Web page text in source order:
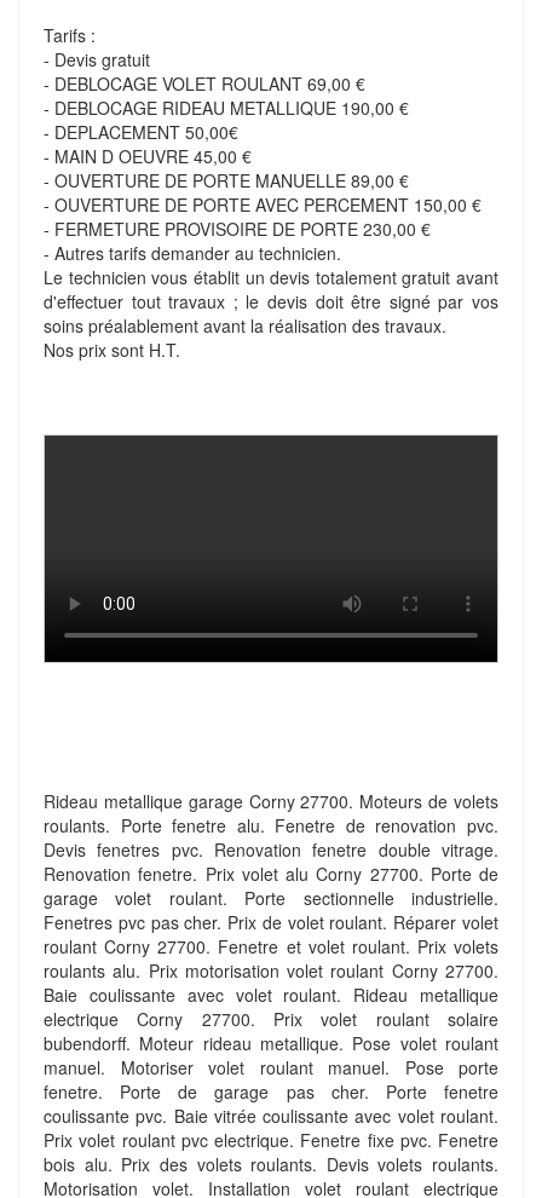
Tarifs :
- Devis gratuit
- DEBLOCAGE VOLET ROULANT 69,00 €
- DEBLOCAGE RIDEAU METALLIQUE 190,00 €
- DEPLACEMENT 50,00€
- MAIN D OEUVRE 45,00 €
- OUVERTURE DE PORTE MANUELLE 89,00 €
- OUVERTURE DE PORTE AVEC PERCEMENT 150,00 €
- FERMETURE PROVISOIRE DE PORTE 230,00 €
- Autres tarifs demander au technicien.
Le technicien vous établit un devis totalement gratuit avant
d'effectuer tout travaux ; le devis doit être signé par vos
soins préalablement avant la réalisation des travaux.
Nos prix sont H.T.
Rideau metallique garage Corny 27700. Moteurs de volets
roulants. Porte fenetre alu. Fenetre de renovation pvc.
Devis fenetres pvc. Renovation fenetre double vitrage.
Renovation fenetre. Prix volet alu Corny 27700. Porte de
garage volet roulant. Porte sectionnelle industrielle.
Fenetres pvc pas cher. Prix de volet roulant. Réparer volet
roulant Corny 27700. Fenetre et volet roulant. Prix volets
roulants alu. Prix motorisation volet roulant Corny 27700.
Baie coulissante avec volet roulant. Rideau metallique
electrique Corny 27700. Prix volet roulant solaire
bubendorff. Moteur rideau metallique. Pose volet roulant
manuel. Motoriser volet roulant manuel. Pose porte
fenetre. Porte de garage pas cher. Porte fenetre
coulissante pvc. Baie vitrée coulissante avec volet roulant.
Prix volet roulant pvc electrique. Fenetre fixe pvc. Fenetre
bois alu. Prix des volets roulants. Devis volets roulants.
Motorisation volet. Installation volet roulant electrique